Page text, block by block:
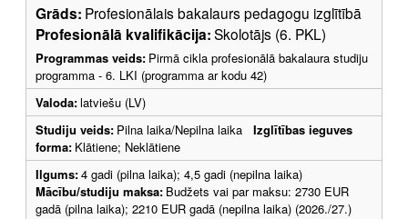
Grāds: Profesionālais bakalaurs pedagogu izglītībā
Profesionālā kvalifikācija:Skolotājs (6. PKL)
Programmas veids: Pirmā cikla profesionālā bakalaura studiju
programma - 6. LKI (programma ar kodu 42)
Valoda:latviešu (LV)
Studiju veids: Pilna laika/Nepilna laika Izglītības ieguves
forma: Klātiene; Neklātiene
Ilgums:4 gadi (pilna laika); 4,5 gadi (nepilna laika)
Mācību/studiju maksa: Budžets vai par maksu: 2730 EUR
gadā (pilna laika); 2210 EUR gadā (nepilna laika) (2026./27.)